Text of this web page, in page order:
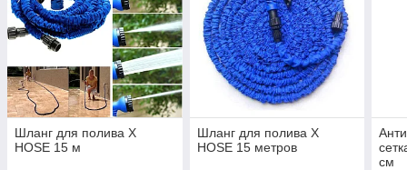
Шланг для полива X
HOSE 15 м
Шланг для полива X
HOSE 15 метров
см